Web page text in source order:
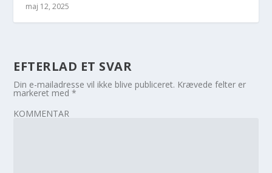
maj 12, 2025
EFTERLAD ET SVAR
Din e-mailadresse vil ikke blive publiceret. Krævede felter er
markeret med*
KOMMENTAR